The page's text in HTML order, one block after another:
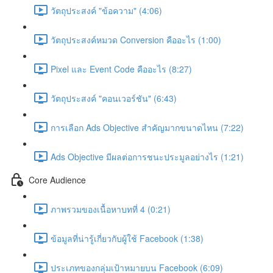
วัตถุประสงค์ "ข้อความ" (4:06)
วัตถุประสงค์หมวด Conversion คืออะไร (1:00)
Pixel และ Event Code คืออะไร (8:27)
วัตถุประสงค์ "คอนเวอร์ชัน" (6:43)
การเลือก Ads Objective สำคัญมากขนาดไหน (7:22)
Ads Objective มีผลต่อการชนะประมูลอย่างไร (1:21)
Core Audience
ภาพรวมของเนื้อหาบทที่ 4 (0:21)
ข้อมูลที่น่ารู้เกี่ยวกับผู้ใช้ Facebook (1:38)
ประเภทของกลุ่มเป้าหมายบน Facebook (6:09)